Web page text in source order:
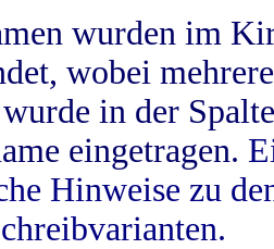
wurden im
wobei
in der
eingetragen.
Hinweise zu